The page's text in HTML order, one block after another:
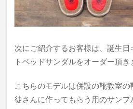
次にご紹介するお客様は、誕生日
トベッドサンダルをオーダー頂き
こちらのモデルは併設の靴教室
徒さんに作ってもらう用のサンプ